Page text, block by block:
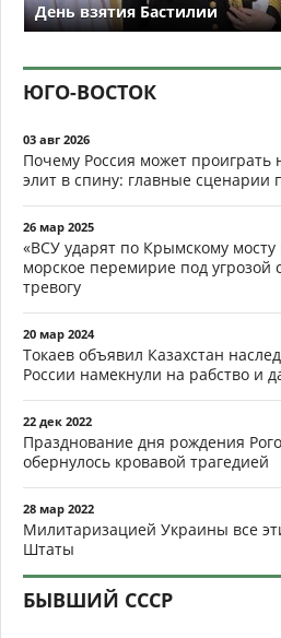
День взятия Бастилии
ЮГО-ВОСТОК
03 авг 2026
Почему Россия может проиграть
элит в спину: главные сценарии
26 мар 2025
«ВСУ ударят по Крымскому
морское перемирие под
тревогу
20 мар 2024
Токаев объявил Казахстан
России намекнули на рабство и
22 дек 2022
Празднование дня рождения
обернулось кровавой трагедией
28 мар 2022
Милитаризацией Украины все
Штаты
БЫВШИЙ СССР